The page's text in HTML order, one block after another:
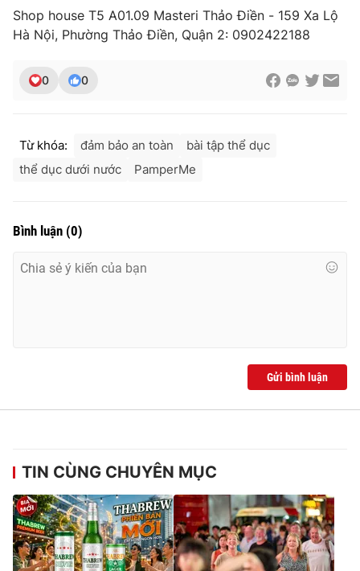
Shop house T5 A01.09 Masteri Thảo Điền - 159 Xa Lộ
Hà Nội, Phường Thảo Điền, Quận 2: 0902422188
0 0
Từ khóa: đảm bảo an toàn
bài tập thể dục
thể dục dưới nước
PamperMe
Bình luận (0)
Gửi bình luận
TIN CÙNG CHUYÊN MỤC